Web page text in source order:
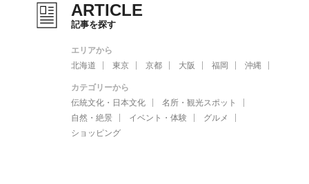
ARTICLE
記事を探す
エリアから
北海道
東京 京都 大阪 福岡 沖縄
カテゴリーから
伝統文化・日本文化
名所・観光スポット
自然・絶景
イベント・体験
グルメ
ショッピング